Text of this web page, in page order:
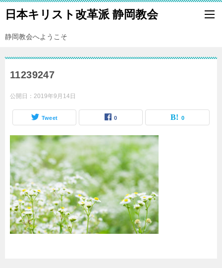
日本キリスト改革派 静岡教会
静岡教会へようこそ
11239247
公開日： 2019年9月14日
Tweet 0 0